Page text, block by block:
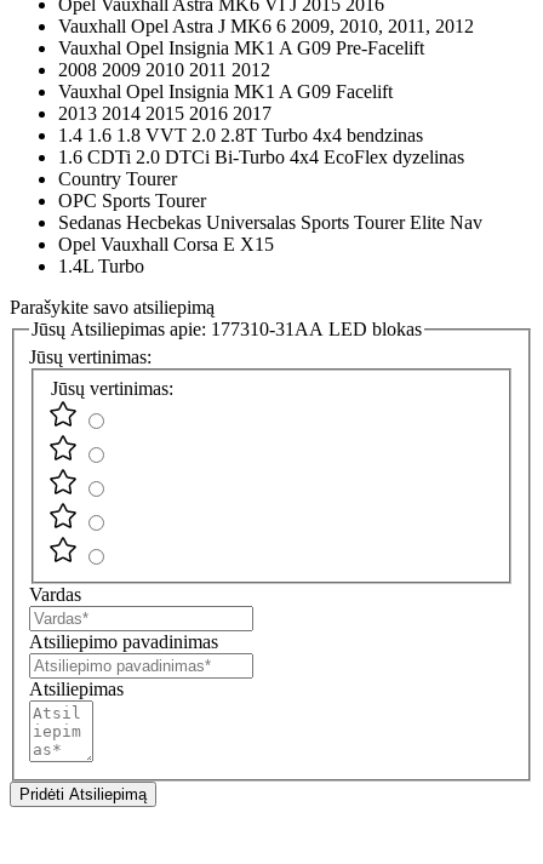
Vauxhall Opel Astra J MK6 6 2009, 2010, 2011, 2012
Vauxhal Opel Insignia MK1 A G09 Pre-Facelift
2008 2009 2010 2011 2012
Vauxhal Opel Insignia MK1 A G09 Facelift
2013 2014 2015 2016 2017
1.4 1.6 1.8 VVT 2.0 2.8T Turbo 4x4 bendzinas
1.6 CDTi 2.0 DTCi Bi-Turbo 4x4 EcoFlex dyzelinas
Country Tourer
OPC Sports Tourer
Sedanas Hecbekas Universalas Sports Tourer Elite Nav
Opel Vauxhall Corsa E X15
1.4L Turbo
Parašykite savo atsiliepimą
Jūsų Atsiliepimas apie: 177310-31AA LED blokas
Jūsų vertinimas:
Jūsų vertinimas:
Vardas
Atsiliepimo pavadinimas
Atsiliepimas
Pridėti Atsiliepimą